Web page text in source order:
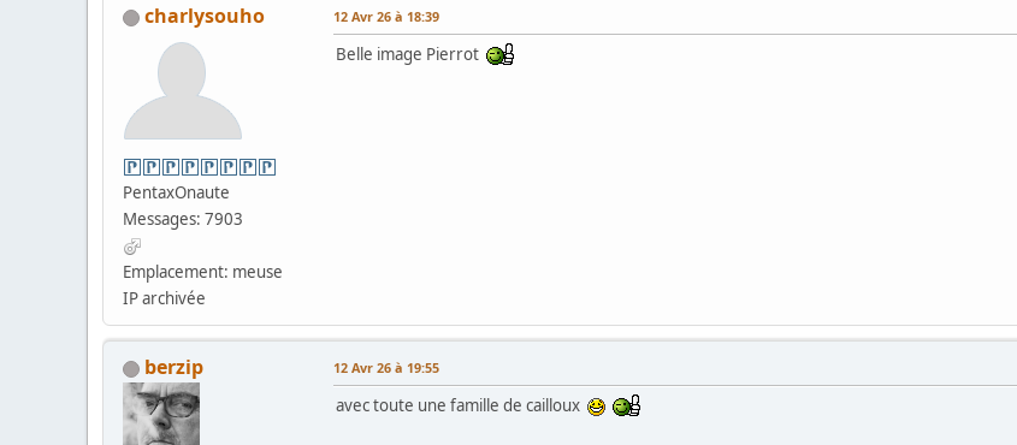
charlysouho
PentaxOnaute
Messages: 7903
Emplacement: meuse
IP archivée
12 Avr 26 à 18:39
Belle image Pierrot
berzip 12 Avr 26 à 19:55
avec toute une famille de cailloux